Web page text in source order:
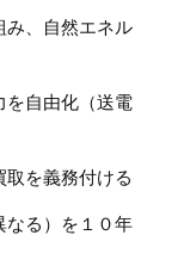
み、自然エネル
を自由化（送電
取を義務付ける
なる）を１０年